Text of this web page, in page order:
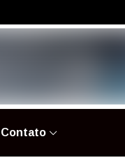
Contato